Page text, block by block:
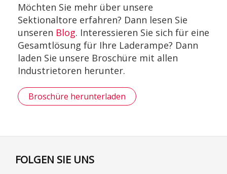
Möchten Sie mehr über unsere
Sektionaltore erfahren? Dann lesen Sie
unseren Blog. Interessieren Sie sich für eine
Gesamtlösung für Ihre Laderampe? Dann
laden Sie unsere Broschüre mit allen
Industrietoren herunter.
Broschüre herunterladen
FOLGEN SIE UNS